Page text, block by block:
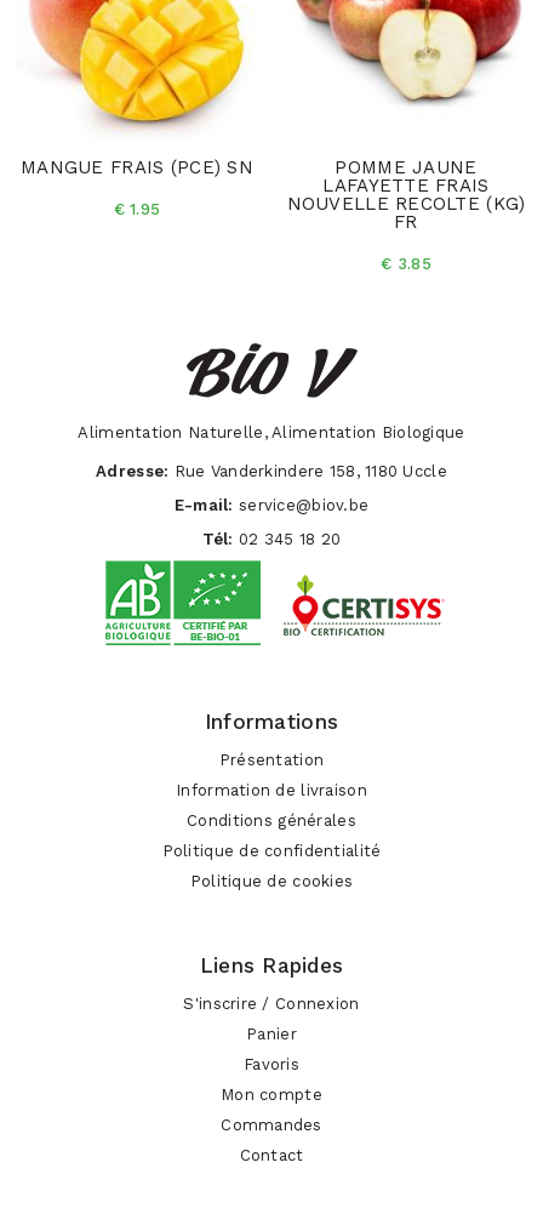
MANGUE FRAIS (PCE) SN
€ 1.95
POMME JAUNE
LAFAYETTE FRAIS
NOUVELLE RECOLTE (KG)
FR
€ 3.85
Alimentation Naturelle, Alimentation Biologique
Adresse: Rue Vanderkindere 158, 1180 Uccle
E-mail: service@biov.be
Tél: 02 345 18 20
Informations
Présentation
Information de livraison
Conditions générales
Politique de confidentialité
Politique de cookies
Liens Rapides
S'inscrire / Connexion
Panier
Favoris
Mon compte
Commandes
Contact